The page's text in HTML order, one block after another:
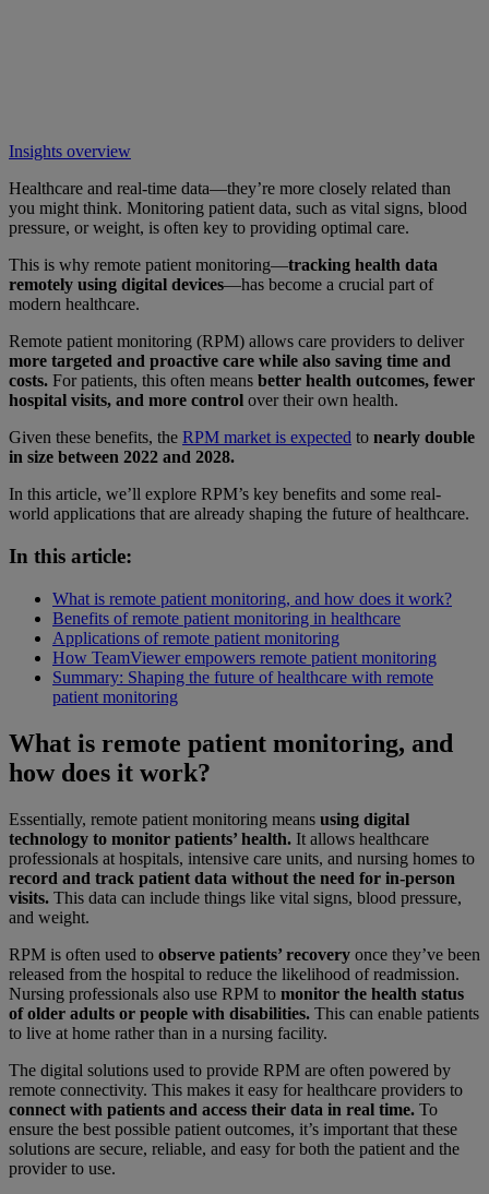
Insights overview
Healthcare and real-time data—they’re more closely related than
you might think. Monitoring patient data, such as vital signs, blood
pressure, or weight, is often key to providing optimal care.
This is why remote patient monitoring—tracking health data
remotely using digital devices—has become a crucial part of
modern healthcare.
Remote patient monitoring (RPM) allows care providers to deliver
more targeted and proactive care while also saving time and
costs. For patients, this often means better health outcomes, fewer
hospital visits, and more control over their own health.
Given these benefits, the RPM market is expected to nearly double
in size between 2022 and 2028.
In this article, we’ll explore RPM’s key benefits and some real-
world applications that are already shaping the future of healthcare.
In this article:
What is remote patient monitoring, and how does it work?
Benefits of remote patient monitoring in healthcare
Applications of remote patient monitoring
How TeamViewer empowers remote patient monitoring
Summary: Shaping the future of healthcare with remote
patient monitoring
What is remote patient monitoring, and
how does it work?
Essentially, remote patient monitoring means using digital
technology to monitor patients’ health. It allows healthcare
professionals at hospitals, intensive care units, and nursing homes to
record and track patient data without the need for in-person
visits. This data can include things like vital signs, blood pressure,
and weight.
RPM is often used to observe patients’ recovery once they’ve been
released from the hospital to reduce the likelihood of readmission.
Nursing professionals also use RPM to monitor the health status
of older adults or people with disabilities. This can enable patients
to live at home rather than in a nursing facility.
The digital solutions used to provide RPM are often powered by
remote connectivity. This makes it easy for healthcare providers to
connect with patients and access their data in real time. To
ensure the best possible patient outcomes, it’s important that these
solutions are secure, reliable, and easy for both the patient and the
provider to use.